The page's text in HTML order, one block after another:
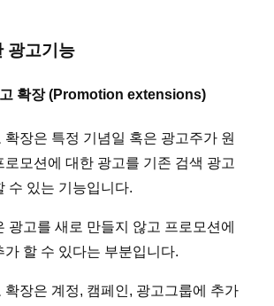
광고기능
확장 (Promotion extensions)
확장은 특정 기념일 혹은 광고주가 원
로모션에 대한 광고를 기존 검색 광고
수 있는 기능입니다.
광고를 새로 만들지 않고 프로모션에
가 할 수 있다는 부분입니다.
확장은 계정, 캠페인, 광고그룹에 추가